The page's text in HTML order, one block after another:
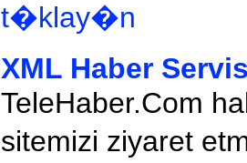
t�klay�n
XML Haber
TeleHaber.Com
sitemizi ziyaret